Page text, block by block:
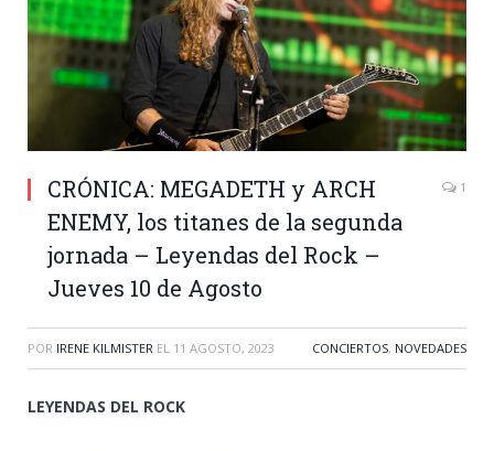
CRÓNICA: MEGADETH y ARCH
ENEMY, los titanes de la segunda
jornada – Leyendas del Rock –
Jueves 10 de Agosto
1
POR IRENE KILMISTER EL 11 AGOSTO, 2023 CONCIERTOS, NOVEDADES
LEYENDAS DEL ROCK